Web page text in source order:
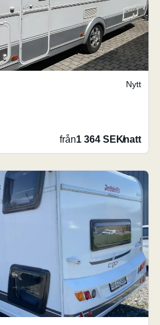
Nytt
från1 364 SEK/natt